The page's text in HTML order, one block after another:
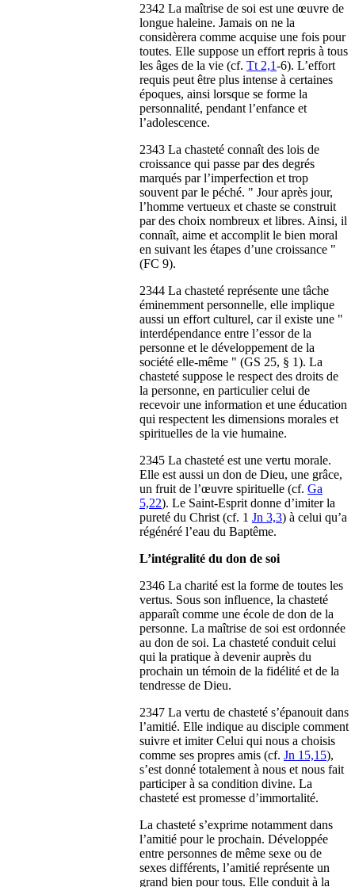
2342 La maîtrise de soi est une œuvre de
longue haleine. Jamais on ne la
considèrera comme acquise une fois pour
toutes. Elle suppose un effort repris à tous
les âges de la vie (cf. Tt 2,1-6). L’effort
requis peut être plus intense à certaines
époques, ainsi lorsque se forme la
personnalité, pendant l’enfance et
l’adolescence.
2343 La chasteté connaît des lois de
croissance qui passe par des degrés
marqués par l’imperfection et trop
souvent par le péché. " Jour après jour,
l’homme vertueux et chaste se construit
par des choix nombreux et libres. Ainsi, il
connaît, aime et accomplit le bien moral
en suivant les étapes d’une croissance "
(FC 9).
2344 La chasteté représente une tâche
éminemment personnelle, elle implique
aussi un effort culturel, car il existe une "
interdépendance entre l’essor de la
personne et le développement de la
société elle-même " (GS 25, § 1). La
chasteté suppose le respect des droits de
la personne, en particulier celui de
recevoir une information et une éducation
qui respectent les dimensions morales et
spirituelles de la vie humaine.
2345 La chasteté est une vertu morale.
Elle est aussi un don de Dieu, une grâce,
un fruit de l’œuvre spirituelle (cf. Ga
5,22). Le Saint-Esprit donne d’imiter la
pureté du Christ (cf. 1 Jn 3,3) à celui qu’a
régénéré l’eau du Baptême.
L’intégralité du don de soi
2346 La charité est la forme de toutes les
vertus. Sous son influence, la chasteté
apparaît comme une école de don de la
personne. La maîtrise de soi est ordonnée
au don de soi. La chasteté conduit celui
qui la pratique à devenir auprès du
prochain un témoin de la fidélité et de la
tendresse de Dieu.
2347 La vertu de chasteté s’épanouit dans
l’amitié. Elle indique au disciple comment
suivre et imiter Celui qui nous a choisis
comme ses propres amis (cf. Jn 15,15),
s’est donné totalement à nous et nous fait
participer à sa condition divine. La
chasteté est promesse d’immortalité.
La chasteté s’exprime notamment dans
l’amitié pour le prochain. Développée
entre personnes de même sexe ou de
sexes différents, l’amitié représente un
grand bien pour tous. Elle conduit à la